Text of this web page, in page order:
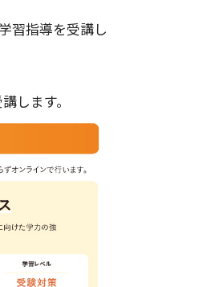
習指導を受講し
します。